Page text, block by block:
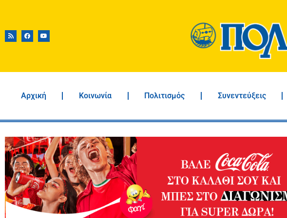
Αρχική Κοινωνία Πολιτισμός Συνεντεύξεις